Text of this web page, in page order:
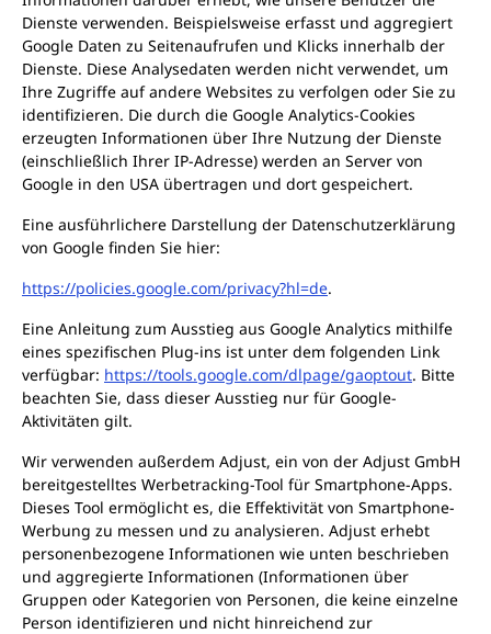
Dienste verwenden. Beispielsweise erfasst und aggregiert
Google Daten zu Seitenaufrufen und Klicks innerhalb der
Dienste. Diese Analysedaten werden nicht verwendet, um
Ihre Zugriffe auf andere Websites zu verfolgen oder Sie zu
identifizieren. Die durch die Google Analytics-Cookies
erzeugten Informationen über Ihre Nutzung der Dienste
(einschließlich Ihrer IP-Adresse) werden an Server von
Google in den USA übertragen und dort gespeichert.
Eine ausführlichere Darstellung der Datenschutzerklärung
von Google finden Sie hier:
https://policies.google.com/privacy?hl=de.
Eine Anleitung zum Ausstieg aus Google Analytics mithilfe
eines spezifischen Plug-ins ist unter dem folgenden Link
verfügbar: https://tools.google.com/dlpage/gaoptout. Bitte
beachten Sie, dass dieser Ausstieg nur für Google-
Aktivitäten gilt.
Wir verwenden außerdem Adjust, ein von der Adjust GmbH
bereitgestelltes Werbetracking-Tool für Smartphone-Apps.
Dieses Tool ermöglicht es, die Effektivität von Smartphone-
Werbung zu messen und zu analysieren. Adjust erhebt
personenbezogene Informationen wie unten beschrieben
und aggregierte Informationen (Informationen über
Gruppen oder Kategorien von Personen, die keine einzelne
Person identifizieren und nicht hinreichend zur